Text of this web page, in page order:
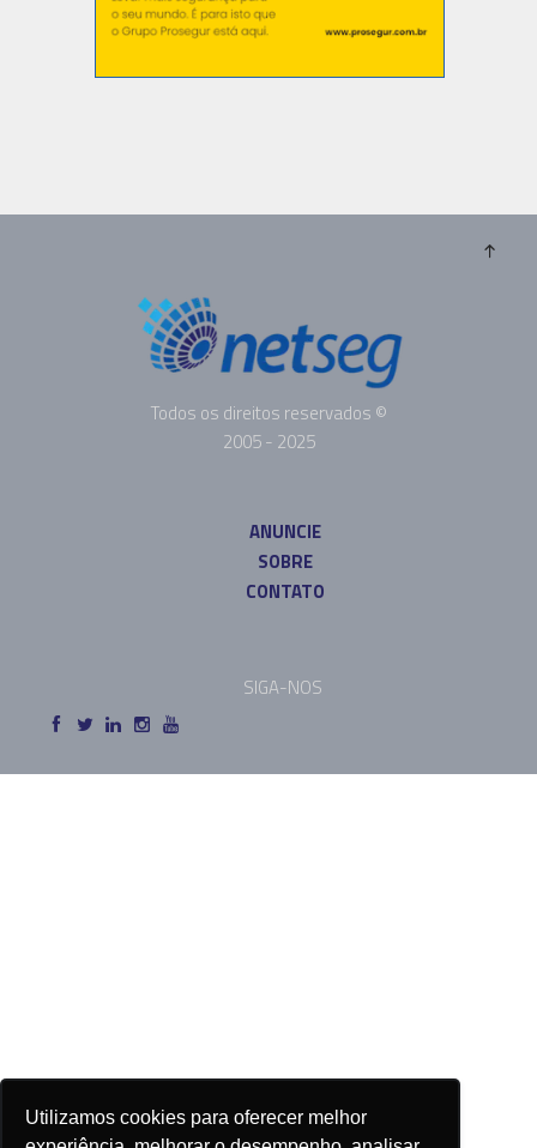
Utilizamos cookies para oferecer melhor
Todos os direitos reservados ©
2005 - 2025
ANUNCIE
SOBRE
CONTATO
SIGA-NOS